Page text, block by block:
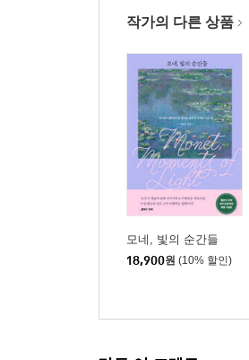
작가의 다른 상품
모네, 빛의 순간들
18,900원 (10% 할인)